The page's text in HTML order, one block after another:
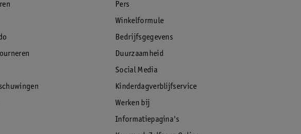
bedekt is. Laat het kleurmengsel
helder is. Breng vervolgens de
twee minuten inwerken en spoel
van je haarkleur langdurig te
Pers
Winkelformule
Bedrijfsgegevens
Duurzaamheid
Social Media
Kinderdagverblijfservice
Werken bij
Informatiepagina's